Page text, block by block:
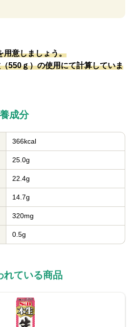
用意しましょう。
550ｇ）の使用にて計算していま
成分
366kcal
25.0g
22.4g
14.7g
320mg
0.5g
れている商品